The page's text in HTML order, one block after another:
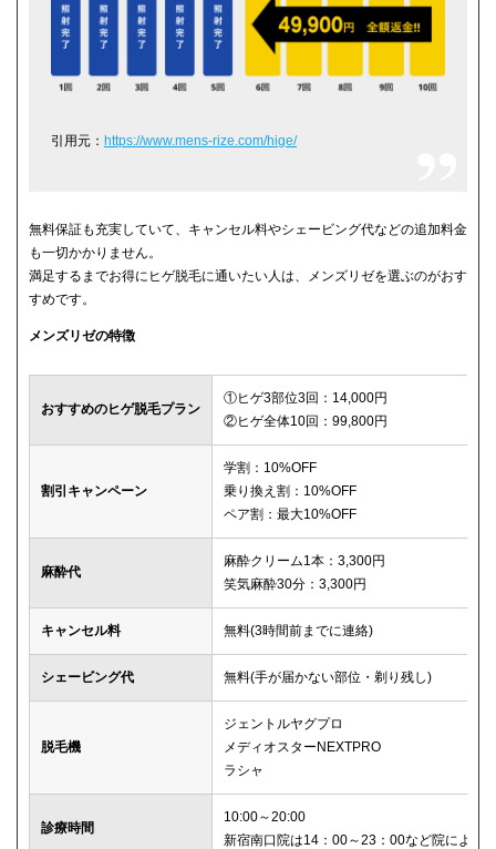
引用元： https://www.mens-rize.com/hige/
無料保証も充実していて、キャンセル料やシェービング代などの追加料金
も一切かかりません。
満足するまでお得にヒゲ脱毛に通いたい人は、メンズリゼを選ぶのがおす
すめです。
メンズリゼの特徴
おすすめのヒゲ脱毛プラン
①ヒゲ3部位3回：14,000円
②ヒゲ全体10回：99,800円
割引キャンペーン
学割：10%OFF
乗り換え割：10%OFF
ペア割：最大10%OFF
麻酔代
麻酔クリーム1本：3,300円
笑気麻酔30分：3,300円
キャンセル料 無料(3時間前までに連絡)
シェービング代 無料(手が届かない部位・剃り残し)
脱毛機
ジェントルヤグプロ
メディオスターNEXTPRO
ラシャ
診療時間
10:00～20:00
新宿南口院は14：00～23：00など院により